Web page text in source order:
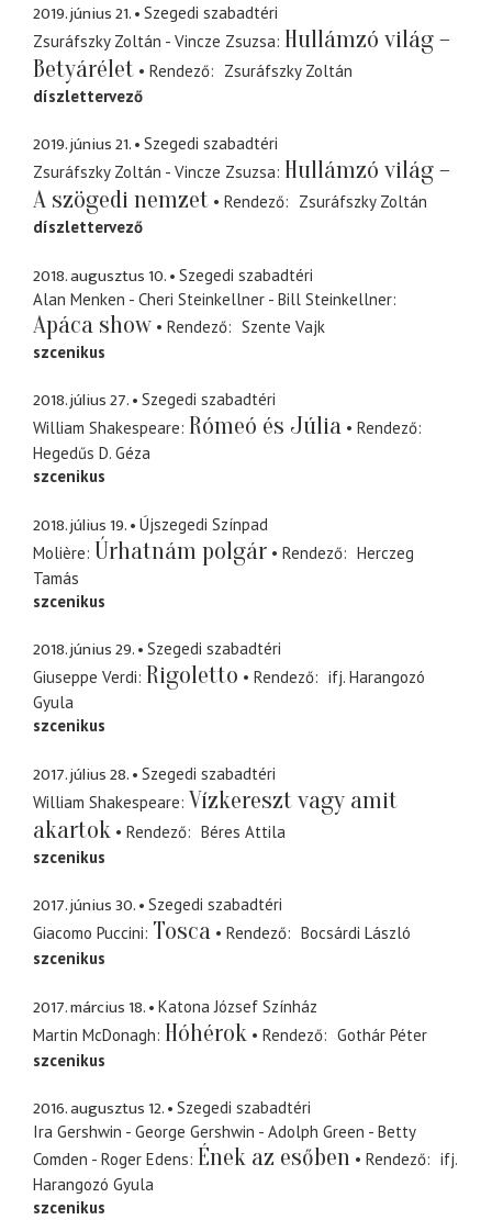
2019. június 21.
Szegedi szabadtéri
Zsuráfszky Zoltán - Vincze Zsuzsa Hullámzó világ –
Betyárélet
Rendező
Zsuráfszky Zoltán
díszlettervező
2019. június 21.
Szegedi szabadtéri
Zsuráfszky Zoltán - Vincze Zsuzsa Hullámzó világ –
A szögedi nemzet
Rendező
Zsuráfszky Zoltán
díszlettervező
2018. augusztus 10.
Szegedi szabadtéri
Alan Menken - Cheri Steinkellner - Bill Steinkellner
Apáca show Rendező
Szente Vajk
szcenikus
2018. július 27.
Szegedi szabadtéri
William Shakespeare Rómeó és Júlia
Rendező
Hegedűs D. Géza
szcenikus
2018. július 19.
Újszegedi Színpad
Molière Úrhatnám polgár Rendező
Herczeg
Tamás
szcenikus
2018. június 29.
Szegedi szabadtéri
Giuseppe Verdi Rigoletto Rendező
ifj. Harangozó
Gyula
szcenikus
2017. július 28.
Szegedi szabadtéri
William Shakespeare Vízkereszt vagy amit
akartok
Rendező
Béres Attila
szcenikus
2017. június 30.
Szegedi szabadtéri
Giacomo Puccini Tosca Rendező
Bocsárdi László
szcenikus
2017. március 18.
Katona József Színház
Martin McDonagh Hóhérok Rendező
Gothár Péter
szcenikus
2016. augusztus 12.
Szegedi szabadtéri
Ira Gershwin - George Gershwin - Adolph Green - Betty
Comden - Roger Edens Ének az esőben Rendező
ifj.
Harangozó Gyula
szcenikus